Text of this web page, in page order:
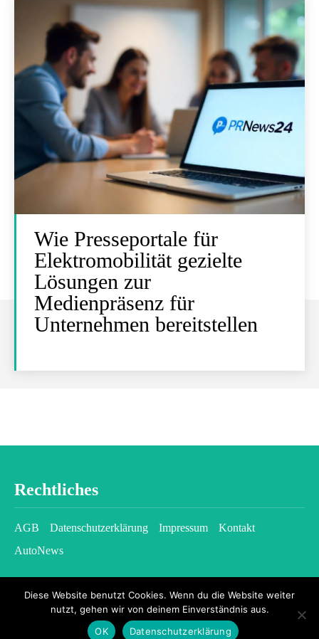
Wie Presseportale für
Elektromobilität gezielte
Lösungen zur
Medienpräsenz für
Unternehmen bereitstellen
Rechtliches
AGB Datenschutzerklärung Impressum
Kontakt
AutoNews
2026 © kfzgazette.com - All rights reserved.
Diese Website benutzt Cookies. Wenn du die Website weiter
nutzt, gehen wir von deinem Einverständnis aus.
OK
Datenschutzerklärung